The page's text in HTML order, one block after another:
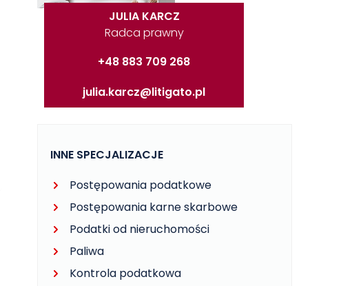
JULIA KARCZ
Radca prawny
+48 883 709 268
julia.karcz@litigato.pl
INNE SPECJALIZACJE
Postępowania podatkowe
Postępowania karne skarbowe
Podatki od nieruchomości
Paliwa
Kontrola podatkowa